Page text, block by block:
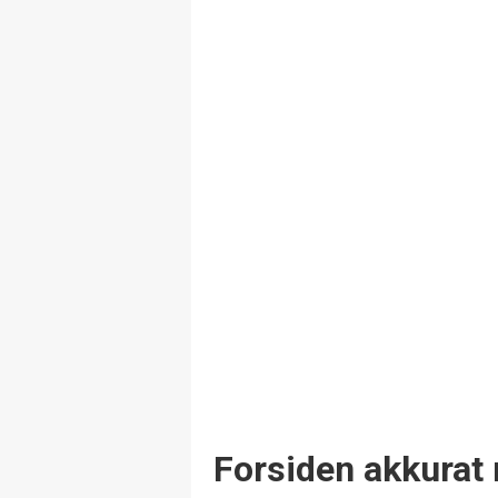
Forsiden akkurat